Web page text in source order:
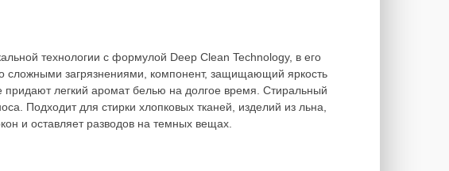
технологии с формулой Deep Clean Technology, в его
сложными загрязнениями, компонент, защищающий яркость
легкий аромат белью на долгое время. Стиральный
Подходит для стирки хлопковых тканей, изделий из льна,
и оставляет разводов на темных вещах.